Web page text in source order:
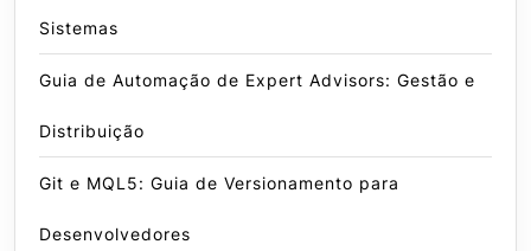
Sistemas
Guia de Automação de Expert Advisors: Gestão e
Distribuição
Git e MQL5: Guia de Versionamento para
Desenvolvedores